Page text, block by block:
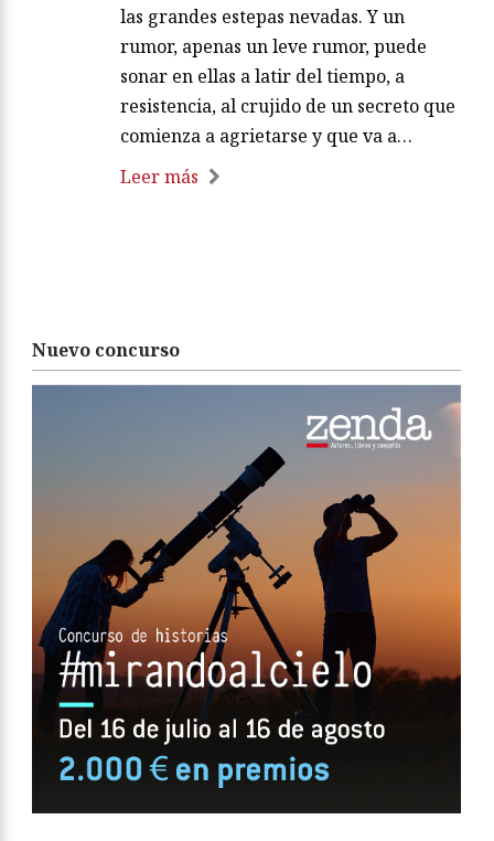
las grandes estepas nevadas. Y un
rumor, apenas un leve rumor, puede
sonar en ellas a latir del tiempo, a
resistencia, al crujido de un secreto que
comienza a agrietarse y que va a…
Leer más
Nuevo concurso